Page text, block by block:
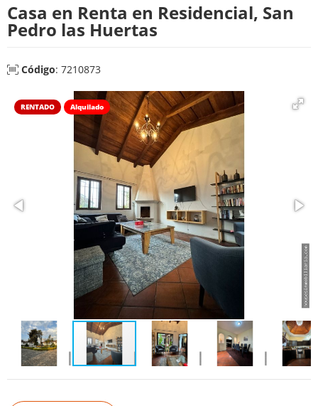
Casa en Renta en Residencial, San
Pedro las Huertas
Código: 7210873
RENTADO Alquilado